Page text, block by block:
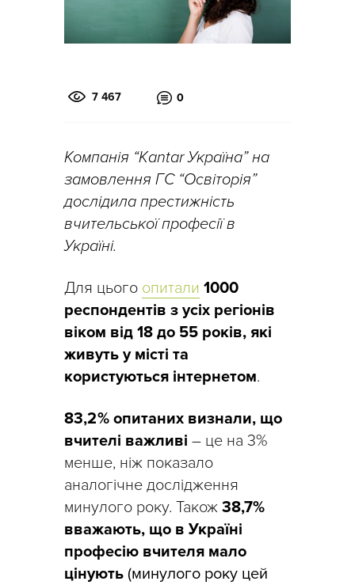
7 467 0
Компанія “Kantar Україна” на
замовлення ГС “Освіторія”
дослідила престижність
вчительської професії в
Україні.
Для цього опитали 1000
респондентів з усіх регіонів
віком від 18 до 55 років, які
живуть у місті та
користуються інтернетом.
83,2 % опитаних визнали, що
вчителі важливі – це на 3%
менше, ніж показало
аналогічне дослідження
минулого року. Також 38,7%
вважають, що в Україні
професію вчителя мало
цінують (минулого року цей